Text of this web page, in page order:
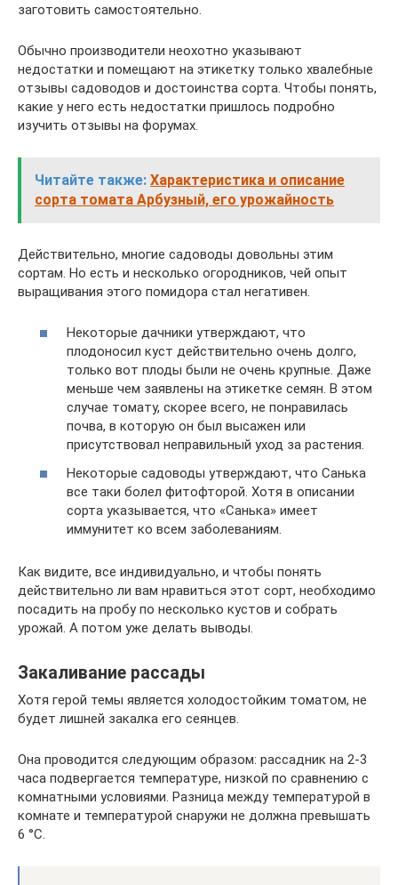
заготовить самостоятельно.
Обычно производители неохотно указывают
недостатки и помещают на этикетку только хвалебные
отзывы садоводов и достоинства сорта. Чтобы понять,
какие у него есть недостатки пришлось подробно
изучить отзывы на форумах.
Читайте также: Характеристика и описание
сорта томата Арбузный, его урожайность
Действительно, многие садоводы довольны этим
сортам. Но есть и несколько огородников, чей опыт
выращивания этого помидора стал негативен.
Некоторые дачники утверждают, что
плодоносил куст действительно очень долго,
только вот плоды были не очень крупные. Даже
меньше чем заявлены на этикетке семян. В этом
случае томату, скорее всего, не понравилась
почва, в которую он был высажен или
присутствовал неправильный уход за растения.
Некоторые садоводы утверждают, что Санька
все таки болел фитофторой. Хотя в описании
сорта указывается, что «Санька» имеет
иммунитет ко всем заболеваниям.
Как видите, все индивидуально, и чтобы понять
действительно ли вам нравиться этот сорт, необходимо
посадить на пробу по несколько кустов и собрать
урожай. А потом уже делать выводы.
Закаливание рассады
Хотя герой темы является холодостойким томатом, не
будет лишней закалка его сеянцев.
Она проводится следующим образом: рассадник на 2-3
часа подвергается температуре, низкой по сравнению с
комнатными условиями. Разница между температурой в
комнате и температурой снаружи не должна превышать
6 °C.